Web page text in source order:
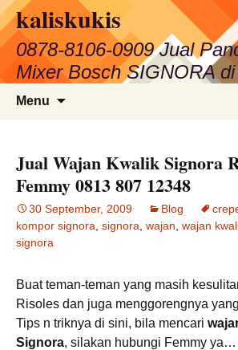
Skip
to
content
kaliskukis
0878-8106-0909 Jual
Mixer Bosch SIGNORA
Menu
Jual Wajan Kwalik Signora
Femmy 0813 807 12348
30 September, 2009 Blog
kompor signora signora wajan wajan
signora
Buat teman-teman yang masih
Risoles dan juga menggorengnya
Tips n triknya di sini, bila mencari
Signora, silakan hubungi Femmy ya…